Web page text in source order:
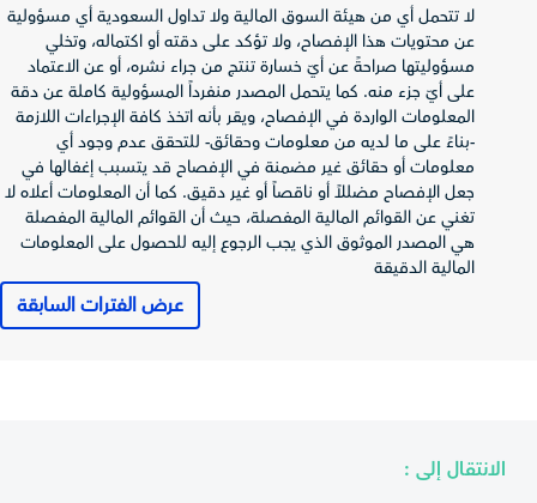
صافي الربح
(الخسارة) قبل
الزكاة والضريبة
-9,545
-
الزكاة وضريبة
الدخل
-161
-
-
صافي الربح
(الخسارة) العائد
لمساهمي
المصدر
-9,706
-
-
إجمالي الدخل
-
-
النقدية
لا تتحمل أي من هيئة السوق المالية ولا تداول السعودية أي مسؤولية
عن محتويات هذا الإفصاح، ولا تؤكد على دقته أو اكتماله، وتخلي
مسؤوليتها صراحةً عن أيّ خسارة تنتج من جراء نشره، أو عن الاعتماد
على أيّ جزء منه. كما يتحمل المصدر منفرداً المسؤولية كاملة عن دقة
المعلومات الواردة في الإفصاح، ويقر بأنه اتخذ كافة الإجراءات اللازمة
-بناءً على ما لديه من معلومات وحقائق- للتحقق عدم وجود أي
معلومات أو حقائق غير مضمنة في الإفصاح قد يتسبب إغفالها في
جعل الإفصاح مضللاً أو ناقصاً أو غير دقيق. كما أن المعلومات أعلاه لا
تغني عن القوائم المالية المفصلة، حيث أن القوائم المالية المفصلة
هي المصدر الموثوق الذي يجب الرجوع إليه للحصول على المعلومات
المالية الدقيقة
عرض الفترات السابقة
الانتقال إلى :